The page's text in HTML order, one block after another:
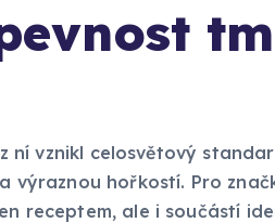
ní vznikl celosvětový
výraznou hořkostí. Pro
receptem, ale i součástí